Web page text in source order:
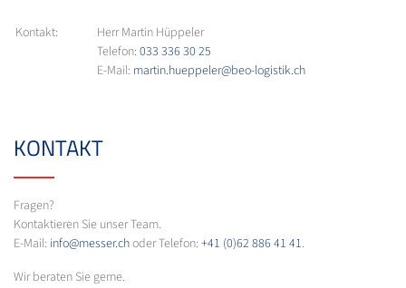
Kontakt:
Herr Martin Hüppeler
Telefon: 033 336 30 25
E-Mail: martin.hueppeler@beo-logistik.ch
KONTAKT
Fragen?
Kontaktieren Sie unser Team.
E-Mail: info@messer.choder Telefon: +41 (0)62 886 41 41.
Wir beraten Sie gerne.